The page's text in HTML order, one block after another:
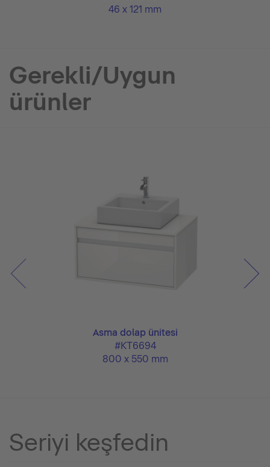
46 x 121 mm
Gerekli/Uygun
ürünler
Asma dolap ünitesi
#KT6694
800 x 550 mm
Seriyi keşfedin